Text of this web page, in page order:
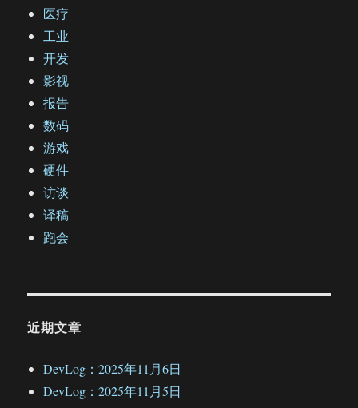
医疗
工业
开发
影视
报告
数码
游戏
硬件
访谈
译稿
跑会
近期文章
DevLog：2025年11月6日
DevLog：2025年11月5日